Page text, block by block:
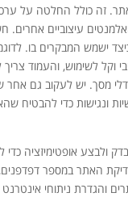
זה כולל החלטה על
עיצוביים
ישמש המבקרים בו.
וקל לשימוש, והעמוד
מסך. יש לעקוב גם אחר
ונגישות כדי להבטיח
ולבצע אופטימיזציה כדי
האתר במספר
והגדרת ניתוחי